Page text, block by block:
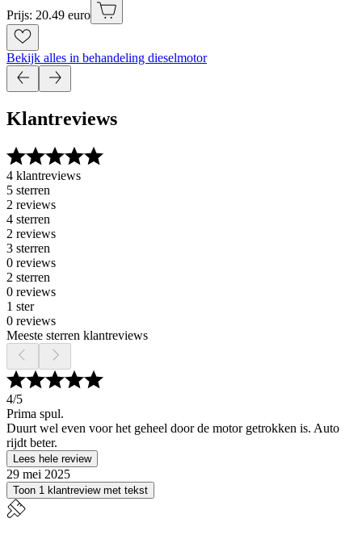
Prijs: 20.49 euro
Bekijk alles in behandeling dieselmotor
Klantreviews
4 klantreviews
5 sterren
2 reviews
4 sterren
2 reviews
3 sterren
0 reviews
2 sterren
0 reviews
1 ster
0 reviews
Meeste sterren klantreviews
4/5
Prima spul.
Duurt wel even voor het geheel door de motor getrokken is. Auto
rijdt beter.
Lees hele review
29 mei 2025
Toon 1 klantreview met tekst